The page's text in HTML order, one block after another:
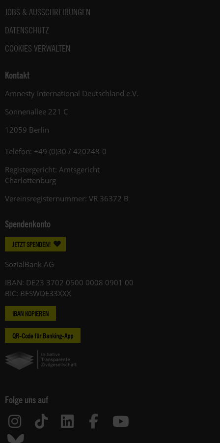
JOBS & AUSSCHREIBUNGEN
DATENSCHUTZ
COOKIES VERWALTEN
Kontakt
Amnesty International Deutschland e.V.
Sonnenallee 221 C
12059 Berlin
Telefon: +49 (0)30 / 420248-0
Registergericht: Amtsgericht
Charlottenburg
Vereinsregisternummer: VR 36372 B
Spendenkonto
JETZT SPENDEN!
SozialBank AG
IBAN: DE23 3702 0500 0008 0901 00
BIC: BFSWDE33XXX
IBAN KOPIEREN
QR-Code für Banking-App
Folge uns auf